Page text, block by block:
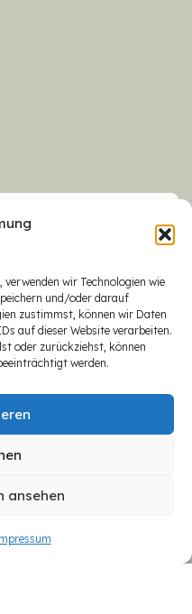
wir Technologien wie
und/oder darauf
zustimmst, können wir Daten
auf dieser Website verarbeiten.
oder zurückziehst, können
werden.
ansehen